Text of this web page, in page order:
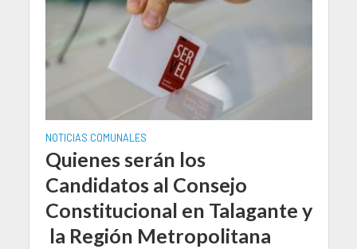
NOTICIAS COMUNALES
Quienes serán los
Candidatos al Consejo
Constitucional en Talagante y
la Región Metropolitana